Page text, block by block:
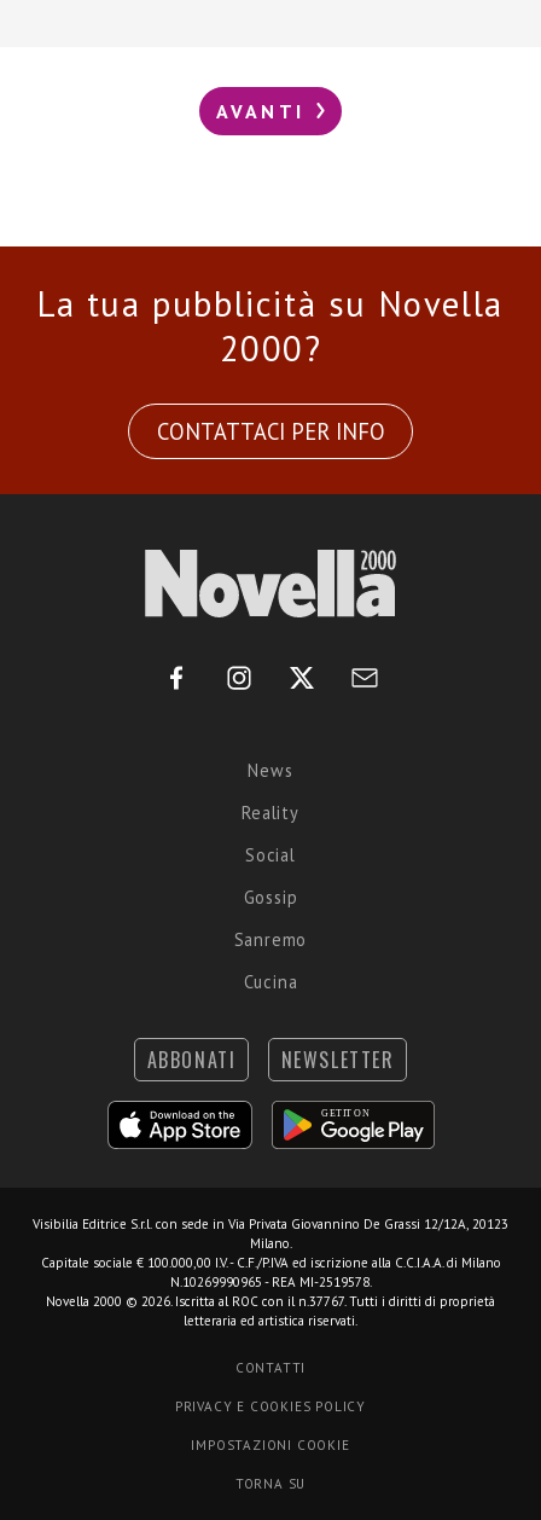
AVANTI
La tua pubblicità su Novella
2000?
CONTATTACI PER INFO
News
Reality
Social
Gossip
Sanremo
Cucina
ABBONATI NEWSLETTER
Visibilia Editrice S.r.l. con sede in Via Privata Giovannino De Grassi 12/12A, 20123
Milano.
Capitale sociale € 100.000,00 I.V. - C.F./P.IVA ed iscrizione alla C.C.I.A.A. di Milano
N.10269990965 - REA MI-2519578.
Novella 2000 © 2026. Iscritta al ROC con il n.37767. Tutti i diritti di proprietà
letteraria ed artistica riservati.
CONTATTI
PRIVACY E COOKIES POLICY
IMPOSTAZIONI COOKIE
TORNA SU